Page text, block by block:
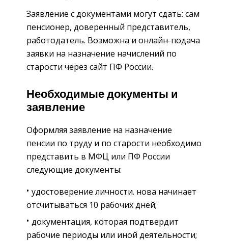
Заявление с документами могут сдать: сам
пенсионер, доверенный представитель,
работодатель. Возможна и онлайн-подача
заявки на назначение начислений по
старости через сайт ПФ России.
Необходимые документы и
заявление
Оформляя заявление на назначение
пенсии по труду и по старости необходимо
представить в МФЦ или ПФ России
следующие документы:
удостоверение личности. нова начинает
отсчитываться 10 рабочих дней;
документация, которая подтвердит
рабочие периоды или иной деятельности;